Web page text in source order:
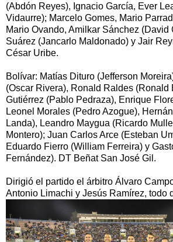
(Abdón Reyes), Ignacio García, Ever
Vidaurre); Marcelo Gomes, Mario
Mario Ovando, Amilkar Sánchez (David
Suárez (Jancarlo Maldonado) y Jair
César Uribe.
Bolívar: Matías Dituro (Jefferson
(Oscar Rivera), Ronald Raldes (Ronald
Gutiérrez (Pablo Pedraza), Enrique
Leonel Morales (Pedro Azogue),
Landa), Leandro Maygua (Ricardo
Montero); Juan Carlos Arce (Esteban
Eduardo Fierro (William Ferreira) y
Fernández). DT Beñat San José Gil.
Dirigió el partido el árbitro Álvaro
Antonio Limachi y Jesús Ramírez, todo